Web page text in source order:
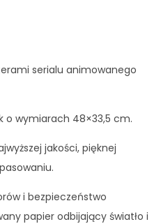
serialu animowanego
o wymiarach 48×33,5 cm.
jakości, pięknej
i bezpieczeństwo
papier odbijający światło i